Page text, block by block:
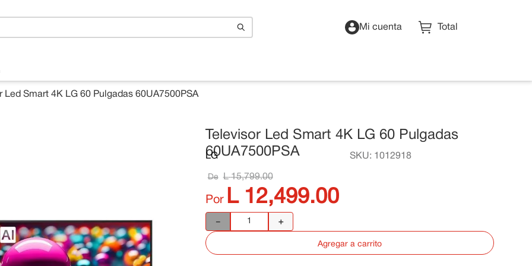
Mi cuenta
Led Smart 4K LG 60 Pulgadas 60UA7500PSA
Televisor Led Smart 4K LG 60 Pulgadas
60UA7500PSA
LG SKU: 1012918
De L 15,799.00
Por L 12,499.00
＋
－
Agregar a carrito